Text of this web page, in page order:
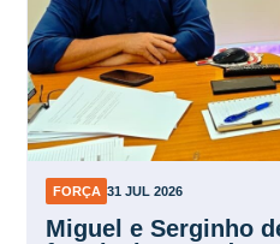
FORÇA 31 JUL 2026
Miguel e Serginho